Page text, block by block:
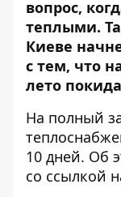
вопрос,
теплыми.
Киеве
с тем, что
лето
На полный
10 дней. Об
со ссылкой